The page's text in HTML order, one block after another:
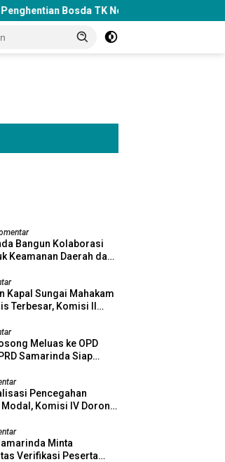
Minta Pemkot Tinjau Kembali Kebijakan
Bangun Kolaborasi
Keamanan Daerah dan
Kapal Sungai Mahakam
Terbesar, Komisi II
Meluas ke OPD
Samarinda Siap
Pencegahan
Modal, Komisi IV Dorong
Minta
Verifikasi Peserta